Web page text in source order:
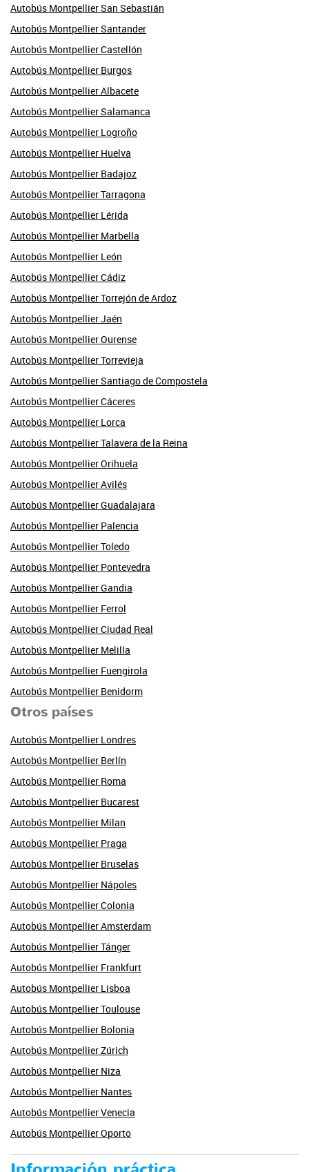
Autobús Montpellier San Sebastián
Autobús Montpellier Santander
Autobús Montpellier Castellón
Autobús Montpellier Burgos
Autobús Montpellier Albacete
Autobús Montpellier Salamanca
Autobús Montpellier Logroño
Autobús Montpellier Huelva
Autobús Montpellier Badajoz
Autobús Montpellier Tarragona
Autobús Montpellier Lérida
Autobús Montpellier Marbella
Autobús Montpellier León
Autobús Montpellier Cádiz
Autobús Montpellier Torrejón de Ardoz
Autobús Montpellier Jaén
Autobús Montpellier Ourense
Autobús Montpellier Torrevieja
Autobús Montpellier Santiago de Compostela
Autobús Montpellier Cáceres
Autobús Montpellier Lorca
Autobús Montpellier Talavera de la Reina
Autobús Montpellier Orihuela
Autobús Montpellier Avilés
Autobús Montpellier Guadalajara
Autobús Montpellier Palencia
Autobús Montpellier Toledo
Autobús Montpellier Pontevedra
Autobús Montpellier Gandia
Autobús Montpellier Ferrol
Autobús Montpellier Ciudad Real
Autobús Montpellier Melilla
Autobús Montpellier Fuengirola
Autobús Montpellier Benidorm
Otros países
Autobús Montpellier Londres
Autobús Montpellier Berlín
Autobús Montpellier Roma
Autobús Montpellier Bucarest
Autobús Montpellier Milan
Autobús Montpellier Praga
Autobús Montpellier Bruselas
Autobús Montpellier Nápoles
Autobús Montpellier Colonia
Autobús Montpellier Amsterdam
Autobús Montpellier Tánger
Autobús Montpellier Frankfurt
Autobús Montpellier Lisboa
Autobús Montpellier Toulouse
Autobús Montpellier Bolonia
Autobús Montpellier Zúrich
Autobús Montpellier Niza
Autobús Montpellier Nantes
Autobús Montpellier Venecia
Autobús Montpellier Oporto